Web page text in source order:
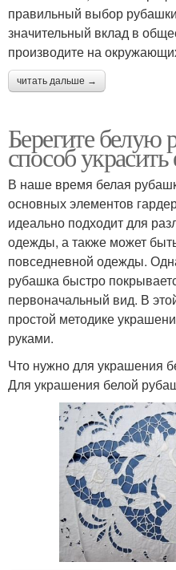
правильный выбор
значительный вклад в
производите на
читать дальше →
Берегите белую
способ
В наше время белая
основных элементов
идеально подходит для
одежды, а также может
повседневной одежды.
рубашка быстро
первоначальный вид. В
простой методике
руками.
Что нужно для украшения
Для украшения белой